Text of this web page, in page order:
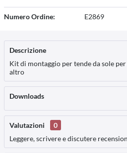
Numero Ordine: E2869
Descrizione
Kit di montaggio per tende da sole
altro
Downloads
Valutazioni
0
Leggere, scrivere e discutere